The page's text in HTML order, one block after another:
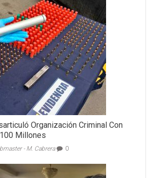
Organización Criminal Con
Millones
- M. Cabrera 0